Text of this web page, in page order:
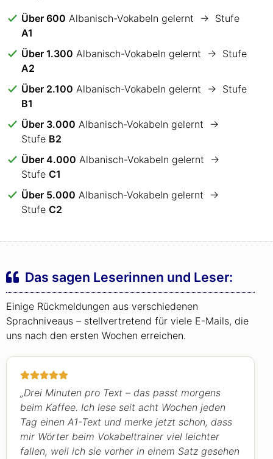
Über 600 Albanisch-Vokabeln gelernt → Stufe
A1
Über 1.300 Albanisch-Vokabeln gelernt → Stufe
A2
Über 2.100 Albanisch-Vokabeln gelernt → Stufe
B1
Über 3.000 Albanisch-Vokabeln gelernt →
Stufe B2
Über 4.000 Albanisch-Vokabeln gelernt →
Stufe C1
Über 5.000 Albanisch-Vokabeln gelernt →
Stufe C2
Das sagen Leserinnen und Leser:
Einige Rückmeldungen aus verschiedenen
Sprachniveaus – stellvertretend für viele E-Mails, die
uns nach den ersten Wochen erreichen.
„Drei Minuten pro Text – das passt morgens
beim Kaffee. Ich lese seit acht Wochen jeden
Tag einen A1-Text und merke jetzt schon, dass
mir Wörter beim Vokabeltrainer viel leichter
fallen, weil ich sie vorher in einem Satz gesehen